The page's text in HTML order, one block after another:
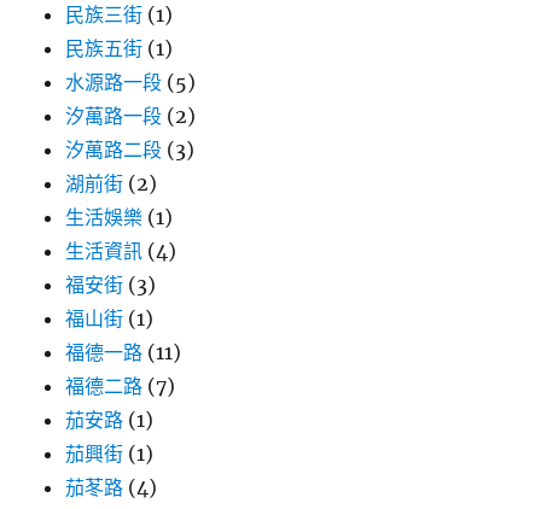
民族三街 (1)
民族五街 (1)
水源路一段 (5)
汐萬路一段 (2)
汐萬路二段 (3)
湖前街 (2)
生活娛樂 (1)
生活資訊 (4)
福安街 (3)
福山街 (1)
福德一路 (11)
福德二路 (7)
茄安路 (1)
茄興街 (1)
茄苳路 (4)